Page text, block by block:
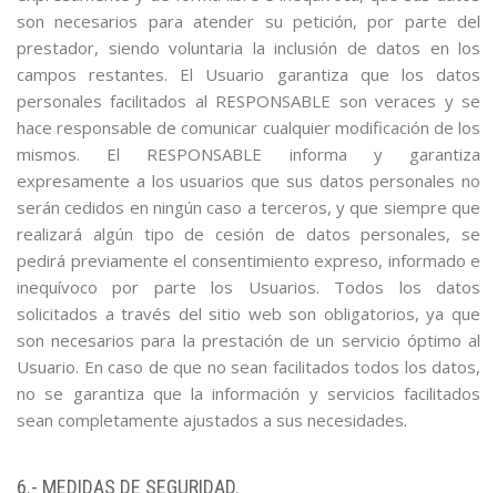
son necesarios para atender su petición, por parte del
prestador, siendo voluntaria la inclusión de datos en los
campos restantes. El Usuario garantiza que los datos
personales facilitados al RESPONSABLE son veraces y se
hace responsable de comunicar cualquier modificación de los
mismos. El RESPONSABLE informa y garantiza
expresamente a los usuarios que sus datos personales no
serán cedidos en ningún caso a terceros, y que siempre que
realizará algún tipo de cesión de datos personales, se
pedirá previamente el consentimiento expreso, informado e
inequívoco por parte los Usuarios. Todos los datos
solicitados a través del sitio web son obligatorios, ya que
son necesarios para la prestación de un servicio óptimo al
Usuario. En caso de que no sean facilitados todos los datos,
no se garantiza que la información y servicios facilitados
sean completamente ajustados a sus necesidades.
6.- MEDIDAS DE SEGURIDAD.